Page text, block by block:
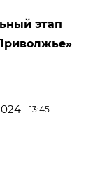
этап
13:45